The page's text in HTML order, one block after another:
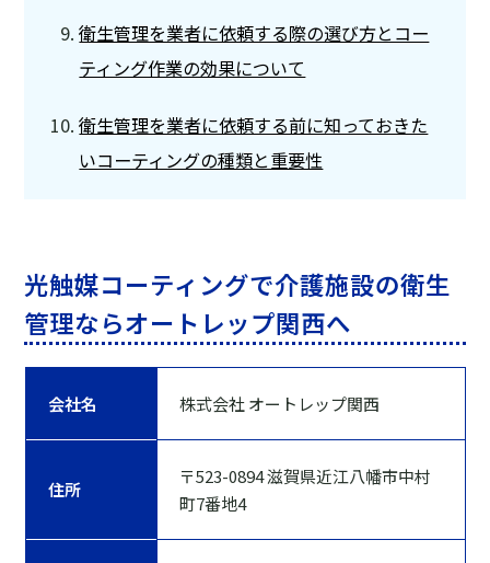
衛生管理を業者に依頼する際の選び方とコー
ティング作業の効果について
衛生管理を業者に依頼する前に知っておきた
いコーティングの種類と重要性
光触媒コーティングで介護施設の衛生
管理ならオートレップ関西へ
会社名 株式会社 オートレップ関西
住所
〒523-0894 滋賀県近江八幡市中村
町7番地4